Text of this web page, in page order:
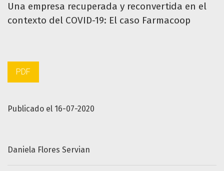
Una empresa recuperada y reconvertida en el
contexto del COVID-19: El caso Farmacoop
Publicado el 16-07-2020
PDF
Daniela Flores Servian